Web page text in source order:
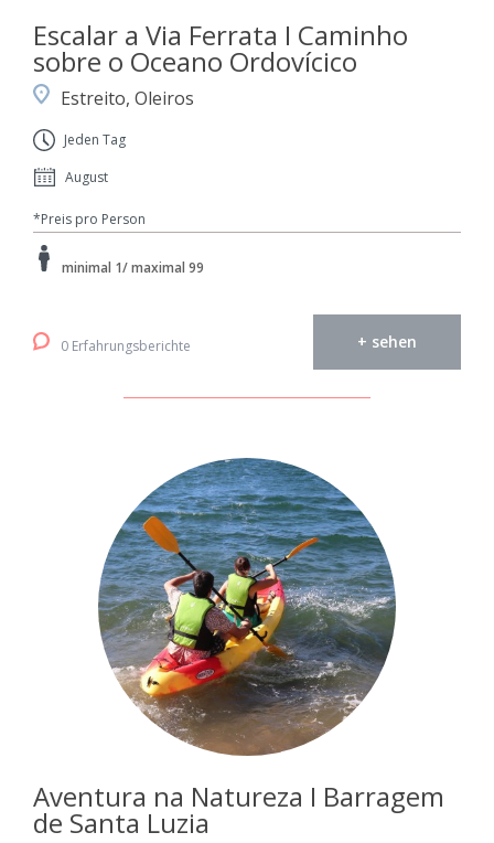
Escalar a Via Ferrata I Caminho
sobre o Oceano Ordovícico
Estreito, Oleiros
Jeden Tag
August
*Preis pro Person
minimal 1/ maximal 99
0 Erfahrungsberichte + sehen
Aventura na Natureza I Barragem
de Santa Luzia